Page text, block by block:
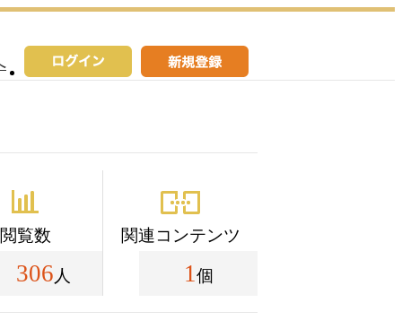
閲覧数
306 人
関連コンテンツ
1 個